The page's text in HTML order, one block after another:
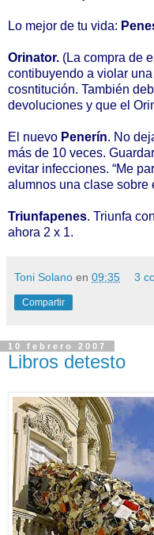
Lo mejor de tu vida:
Orinator. (La compra de
contibuyendo a violar
cosntitución. También
devoluciones y que el
El nuevo Penerín. No
más de 10 veces.
evitar infecciones. “Me
alumnos una clase sobre
Triunfapenes. Triunfa
ahora 2 x 1.
Toni Solano en 09:35 3
Compartir
10 febrero 2007
Libros detesto